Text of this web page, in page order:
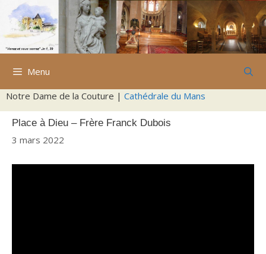
Aller
contenu
Menu
Notre Dame de la Couture | Cathédrale du Mans
Place à Dieu – Frère Franck Dubois
3 mars 2022